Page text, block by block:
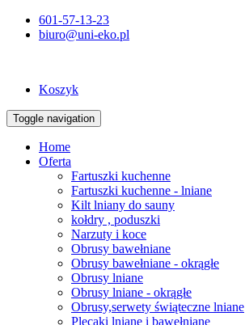
601-57-13-23
biuro@uni-eko.pl
Koszyk
Toggle navigation
Home
Oferta
Fartuszki kuchenne
Fartuszki kuchenne - lniane
Kilt lniany do sauny
kołdry , poduszki
Narzuty i koce
Obrusy bawełniane
Obrusy bawełniane - okrągłe
Obrusy lniane
Obrusy lniane - okrągłe
Obrusy,serwety świąteczne lniane
Plecaki lniane i bawełniane